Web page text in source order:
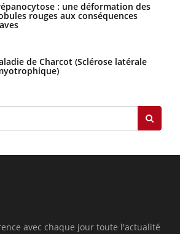
: une déformation des
rouges aux conséquences
de Charcot (Sclérose latérale
avec chaque jour toute l'actualité